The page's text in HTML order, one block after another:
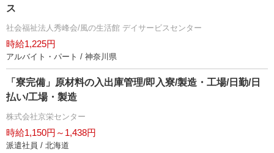
ス
社会福祉法人秀峰会/風の生活館 デイサービスセンター
時給1,225円
アルバイト・パート / 神奈川県
「寮完備」原材料の入出庫管理/即入寮/製造・工場/日勤/日
払い/工場・製造
株式会社京栄センター
時給1,150円～1,438円
派遣社員 / 北海道